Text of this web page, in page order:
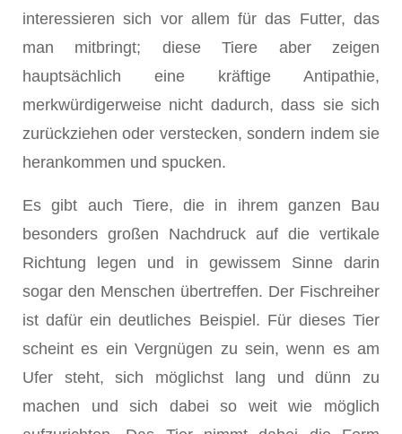
interessieren sich vor allem für das Futter, das
man mitbringt; diese Tiere aber zeigen
hauptsächlich eine kräftige Antipathie,
merkwürdigerweise nicht dadurch, dass sie sich
zu­rückziehen oder verstecken, sondern indem sie
herankommen und spucken.
Es gibt auch Tiere, die in ihrem ganzen Bau
besonders großen Nachdruck auf die vertikale
Richtung legen und in gewissem Sinne darin
sogar den Men­schen übertreffen. Der Fischreiher
ist dafür ein deutliches Beispiel. Für dieses Tier
scheint es ein Vergnügen zu sein, wenn es am
Ufer steht, sich möglichst lang und dünn zu
machen und sich dabei so weit wie möglich